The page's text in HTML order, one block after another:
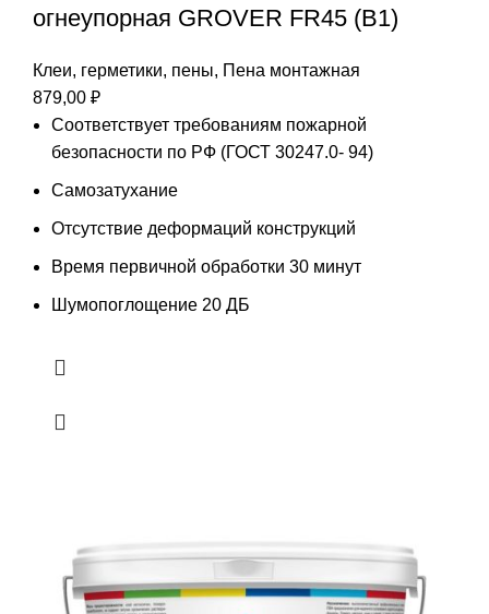
огнеупорная GROVER FR45 (B1)
Клеи, герметики, пены, Пена монтажная
879,00 ₽
Соответствует требованиям пожарной
безопасности по PФ (ГОСТ 30247.0- 94)
Самозатухание
Отсутствие деформаций конструкций
Время первичной обработки 30 минут
Шумопоглощение 20 ДБ